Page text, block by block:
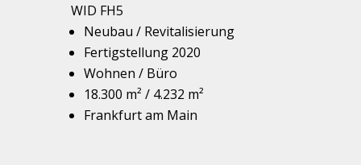
WID FH5
Neubau / Revitalisierung
Fertigstellung 2020
Wohnen / Büro
18.300 m² / 4.232 m²
Frankfurt am Main